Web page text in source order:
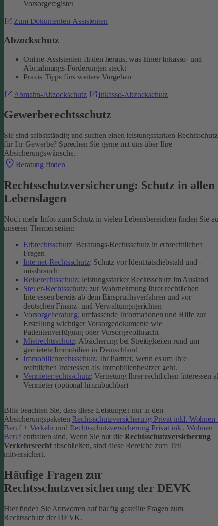
Vorsorgeregister
Zum Dokumenten-Assistenten
Abzockschutz
Online-Assistenten finden heraus, was hinter Inkasso- und
Abmahnungs-Forderungen steckt.
Praxis-Tipps fürs weitere Vorgehen
Abmahn-Abzockschutz Inkasso-Abzockschutz
Gewerberechtsschutz
Sie sind selbstständig und suchen einen leistungsstarken Rechtsschutz
für Ihr Gewerbe? Sprechen Sie gerne mit uns über Ihre
Absicherungswünsche.
Beratung finden
Rechtsschutzversicherung: Schutz in allen
Lebenslagen
Noch mehr Infos zum Schutz in vielen Lebensbereichen finden Sie
unseren Themenseiten:
Erbrechtsschutz: Beratungs-Rechtsschutz in erbrechtlichen
Fragen
Internet-Rechtsschutz: Schutz vor Identitätsdiebstahl und -
missbrauch
Reiserechtsschutz: leistungsstarker Rechtsschutz im Ausland
Steuer-Rechtsschutz: zur Wahrnehmung Ihrer rechtlichen
Interessen bereits ab dem Einspruchsverfahren und vor
deutschen Finanz- und Verwaltungsgerichten
Vorsorgeberatung: umfassende Informationen und Hilfe zur
Erstellung wichtiger Vorsorgedokumente wie
Patientenverfügung oder Vorsorgevollmacht
Mietrechtsschutz: Absicherung bei Streitigkeiten rund um
gemietete Immobilien in Deutschland
Immobilienrechtsschutz: Ihr Partner, wenn es um Ihre
rechtlichen Interessen als Immobilienbesitzer geht.
Vermieterrechtsschutz: Vertretung Ihrer rechtlichen Interessen
Vermieter (optional hinzubuchbar)
Bitte beachten Sie, dass diese Leistungen nur in den
Absicherungspaketen Rechtsschutzversicherung Privat inkl. Wohnen
Beruf + Verkehr und Rechtsschutzversicherung Privat inkl. Wohnen
Beruf enthalten sind. Wenn Sie nur die Rechtsschutzversicherung
Verkehrsrecht abschließen, sind diese Bereiche zum Teil
mitversichert.
Häufige Fragen zur
Rechtsschutzversicherung der DEVK
Hier finden Sie Antworten auf häufig gestellte Fragen zum
Rechtsschutz der DEVK.